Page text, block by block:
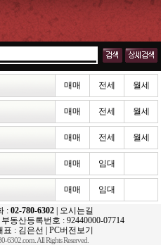
매매 전세 월세
매매 전세 월세
매매 전세 월세
매매 임대
매매 임대
: 02-780-6302|
오시는길
동산등록번호 : 92440000-07714
표 : 김은선 | PC버전보기
6302.com. All Rights Reserved.